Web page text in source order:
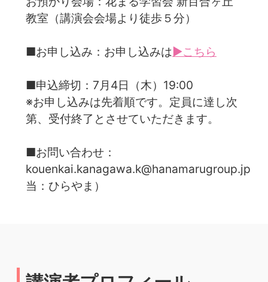
教室（講演会会場より徒歩５分）
■お申し込み：お申し込みは▶こちら
■申込締切：7月4日（木）19:00
※お申し込みは先着順です。定員に達し次
第、受付終了とさせていただきます。
■お問い合わせ：
kouenkai.kanagawa.k@hanamarugroup.jp（
当：ひらやま）